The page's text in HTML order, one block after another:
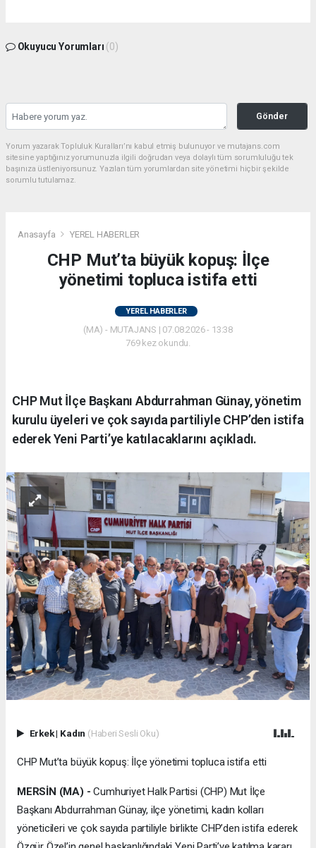
Okuyucu Yorumları (0)
Gönder
Yorum yazarak Topluluk Kuralları’nı kabul etmiş bulunuyor ve mutajans.com
sitesine yaptığınız yorumunuzla ilgili doğrudan veya dolaylı tüm sorumluluğu tek
başınıza üstleniyorsunuz. Yazılan tüm yorumlardan site yönetimi hiçbir şekilde
sorumlu tutulamaz.
Anasayfa YEREL HABERLER
CHP Mut’ta büyük kopuş: İlçe
yönetimi topluca istifa etti
YEREL HABERLER
(MA) - MUTAJANS | 07.08.2026 - 13:38
769 kez okundu.
CHP Mut İlçe Başkanı Abdurrahman Günay, yönetim
kurulu üyeleri ve çok sayıda partiliyle CHP’den istifa
ederek Yeni Parti’ye katılacaklarını açıkladı.
Erkek| Kadın (Haberi Sesli Oku)
CHP Mut’ta büyük kopuş: İlçe yönetimi topluca istifa etti
MERSİN (MA) - Cumhuriyet Halk Partisi (CHP) Mut İlçe
Başkanı Abdurrahman Günay, ilçe yönetimi, kadın kolları
yöneticileri ve çok sayıda partiliyle birlikte CHP’den istifa ederek